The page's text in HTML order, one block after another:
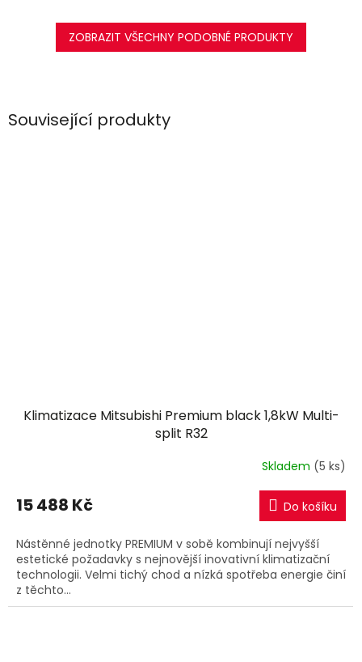
Související produkty
Klimatizace Mitsubishi Premium black 1,8kW Multi-
split R32
Skladem (5 ks)
15 488 Kč Do košíku
Nástěnné jednotky PREMIUM v sobě kombinují nejvyšší
estetické požadavky s nejnovější inovativní klimatizační
technologii. Velmi tichý chod a nízká spotřeba energie činí
z těchto...
ZOBRAZIT VŠECHNY PODOBNÉ PRODUKTY